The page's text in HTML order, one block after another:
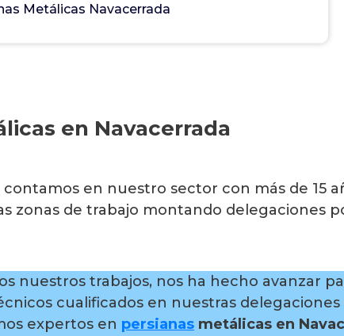
Metálicas Navacerrada
en Navacerrada
contamos en nuestro sector con más de 15
zonas de trabajo montando delegaciones
nuestros trabajos, nos ha hecho avanzar
cualificados en nuestras delegaciones
expertos en persianas metálicas en